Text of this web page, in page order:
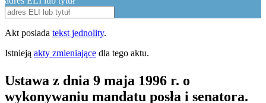
Akt posiada tekst jednolity.
Istnieją akty zmieniające dla tego aktu.
Ustawa z dnia 9 maja 1996 r. o
wykonywaniu mandatu posła i senatora.